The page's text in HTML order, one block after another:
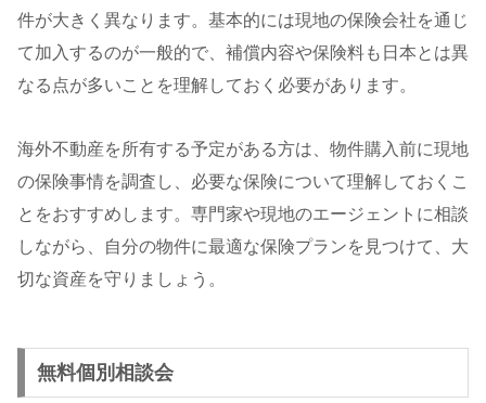
件が大きく異なります。基本的には現地の保険会社を通じ
て加入するのが一般的で、補償内容や保険料も日本とは異
なる点が多いことを理解しておく必要があります。
海外不動産を所有する予定がある方は、物件購入前に現地
の保険事情を調査し、必要な保険について理解しておくこ
とをおすすめします。専門家や現地のエージェントに相談
しながら、自分の物件に最適な保険プランを見つけて、大
切な資産を守りましょう。
無料個別相談会